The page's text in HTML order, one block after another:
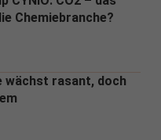
Chemiebranche?
wächst rasant, doch